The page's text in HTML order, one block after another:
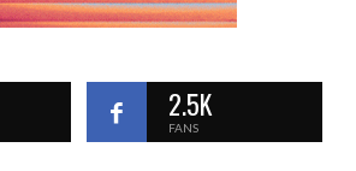
2.5K
FANS